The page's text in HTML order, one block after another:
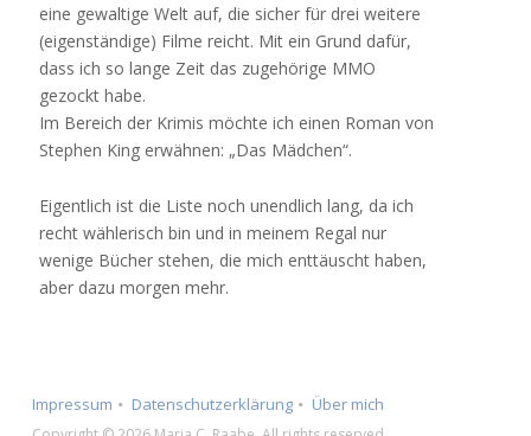
eine gewaltige Welt auf, die sicher für drei weitere
(eigenständige) Filme reicht. Mit ein Grund dafür,
dass ich so lange Zeit das zugehörige MMO
gezockt habe.
Im Bereich der Krimis möchte ich einen Roman von
Stephen King erwähnen: „Das Mädchen“.
Eigentlich ist die Liste noch unendlich lang, da ich
recht wählerisch bin und in meinem Regal nur
wenige Bücher stehen, die mich enttäuscht haben,
aber dazu morgen mehr.
Impressum Datenschutzerklärung Über mich